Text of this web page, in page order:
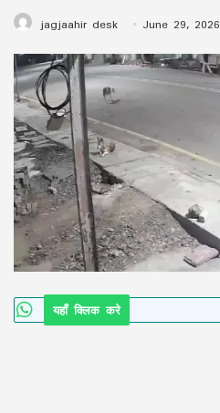
jagjaahir desk June 29, 2026
यहाँ क्लिक करे